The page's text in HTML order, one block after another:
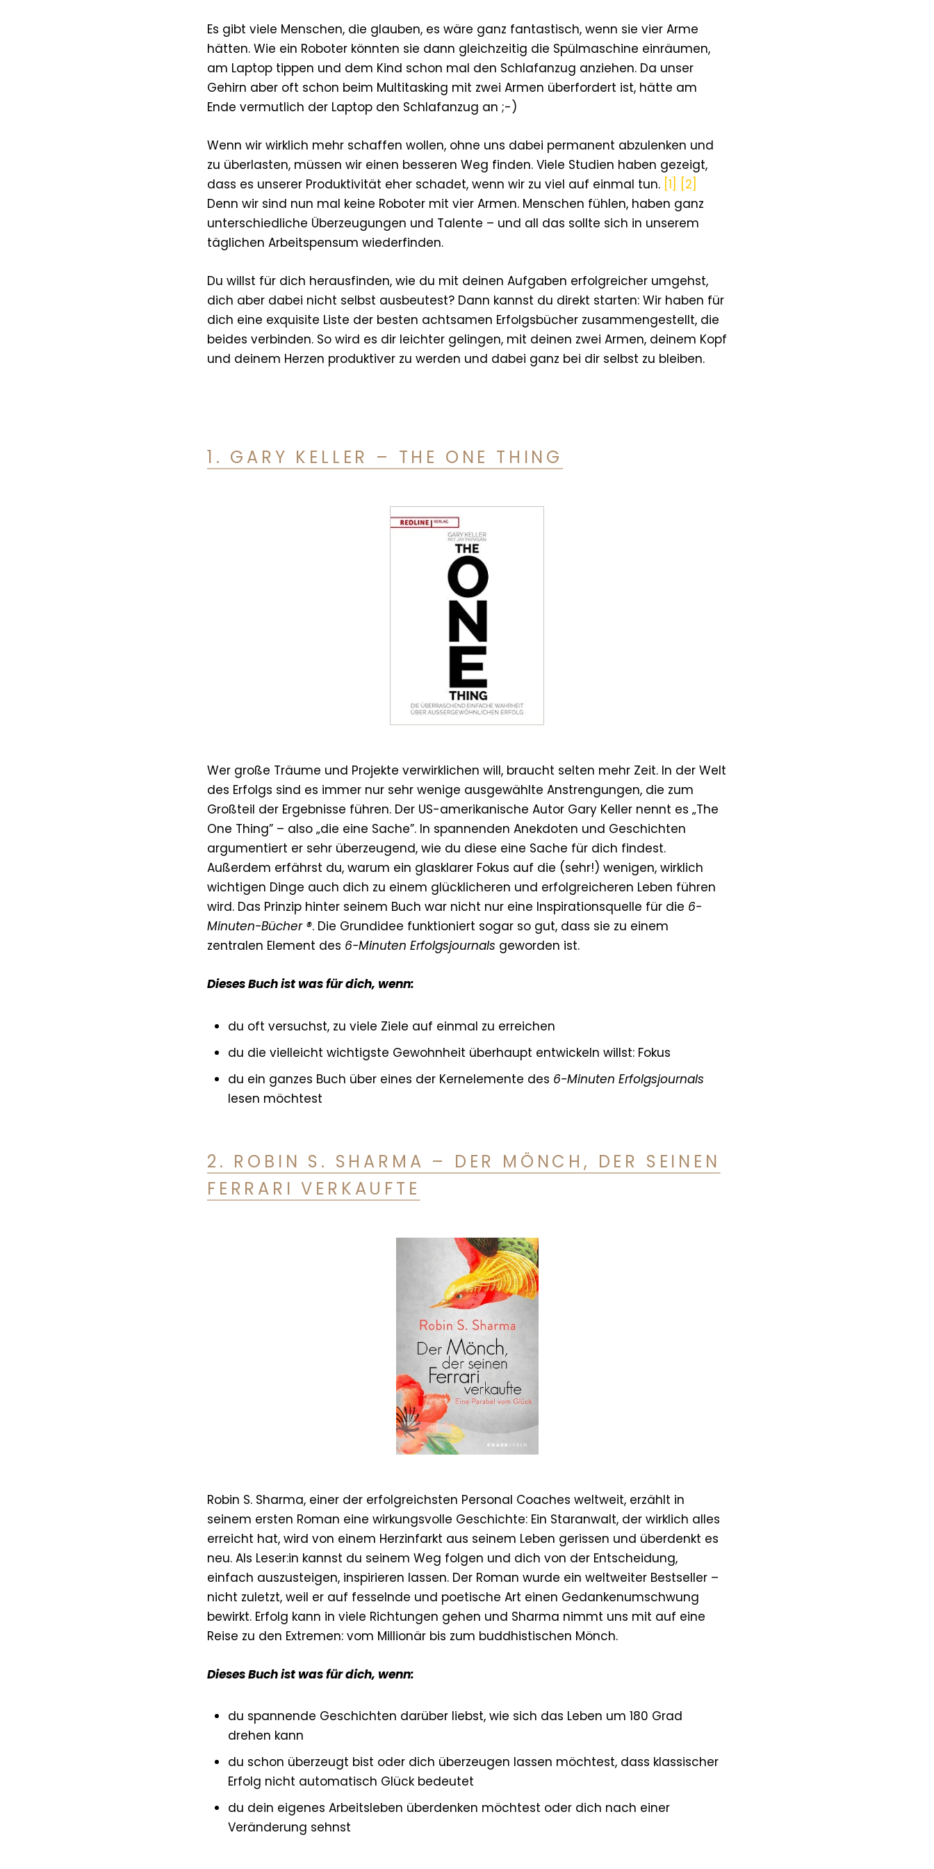
Es gibt viele Menschen, die glauben, es wäre ganz fantastisch, wenn sie vier Arme
hätten. Wie ein Roboter könnten sie dann gleichzeitig die Spülmaschine einräumen,
am Laptop tippen und dem Kind schon mal den Schlafanzug anziehen. Da unser
Gehirn aber oft schon beim Multitasking mit zwei Armen überfordert ist, hätte am
Ende vermutlich der Laptop den Schlafanzug an ;-)
Wenn wir wirklich mehr schaffen wollen, ohne uns dabei permanent abzulenken und
zu überlasten, müssen wir einen besseren Weg finden. Viele Studien haben gezeigt,
dass es unserer Produktivität eher schadet, wenn wir zu viel auf einmal tun. [1]
[2]
Denn wir sind nun mal keine Roboter mit vier Armen. Menschen fühlen, haben ganz
unterschiedliche Überzeugungen und Talente – und all das sollte sich in unserem
täglichen Arbeitspensum wiederfinden.
Du willst für dich herausfinden, wie du mit deinen Aufgaben erfolgreicher umgehst,
dich aber dabei nicht selbst ausbeutest? Dann kannst du direkt starten: Wir haben für
dich eine exquisite Liste der besten achtsamen Erfolgsbücher zusammengestellt, die
beides verbinden. So wird es dir leichter gelingen, mit deinen zwei Armen, deinem Kopf
und deinem Herzen produktiver zu werden und dabei ganz bei dir selbst zu bleiben.
1. GARY KELLER – THE ONE THING
Wer große Träume und Projekte verwirklichen will, braucht selten mehr Zeit. In der Welt
des Erfolgs sind es immer nur sehr wenige ausgewählte Anstrengungen, die zum
Großteil der Ergebnisse führen. Der US-amerikanische Autor Gary Keller nennt es „The
One Thing” – also „die eine Sache”. In spannenden Anekdoten und Geschichten
argumentiert er sehr überzeugend, wie du diese eine Sache für dich findest.
Außerdem erfährst du, warum ein glasklarer Fokus auf die (sehr!) wenigen, wirklich
wichtigen Dinge auch dich zu einem glücklicheren und erfolgreicheren Leben führen
wird. Das Prinzip hinter seinem Buch war nicht nur eine Inspirationsquelle für die 6-
Minuten-Bücher ®. Die Grundidee funktioniert sogar so gut, dass sie zu einem
zentralen Element des 6-Minuten Erfolgsjournals geworden ist.
Dieses Buch ist was für dich, wenn:
du oft versuchst, zu viele Ziele auf einmal zu erreichen
du die vielleicht wichtigste Gewohnheit überhaupt entwickeln willst: Fokus
du ein ganzes Buch über eines der Kernelemente des 6-Minuten Erfolgsjournals
lesen möchtest
2. ROBIN S. SHARMA – DER MÖNCH, DER SEINEN
FERRARI VERKAUFTE
Robin S. Sharma, einer der erfolgreichsten Personal Coaches weltweit, erzählt in
seinem ersten Roman eine wirkungsvolle Geschichte: Ein Staranwalt, der wirklich alles
erreicht hat, wird von einem Herzinfarkt aus seinem Leben gerissen und überdenkt es
neu. Als Leser:in kannst du seinem Weg folgen und dich von der Entscheidung,
einfach auszusteigen, inspirieren lassen. Der Roman wurde ein weltweiter Bestseller –
nicht zuletzt, weil er auf fesselnde und poetische Art einen Gedankenumschwung
bewirkt. Erfolg kann in viele Richtungen gehen und Sharma nimmt uns mit auf eine
Reise zu den Extremen: vom Millionär bis zum buddhistischen Mönch.
Dieses Buch ist was für dich, wenn:
du spannende Geschichten darüber liebst, wie sich das Leben um 180 Grad
drehen kann
du schon überzeugt bist oder dich überzeugen lassen möchtest, dass klassischer
Erfolg nicht automatisch Glück bedeutet
du dein eigenes Arbeitsleben überdenken möchtest oder dich nach einer
Veränderung sehnst